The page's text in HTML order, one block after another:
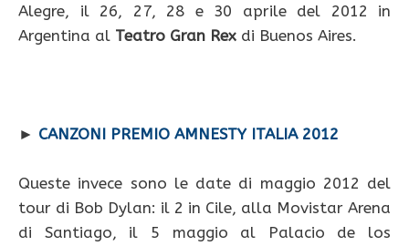
Alegre, il 26, 27, 28 e 30 aprile del 2012 in
Argentina al Teatro Gran Rex di Buenos Aires.
► CANZONI PREMIO AMNESTY ITALIA 2012
Queste invece sono le date di maggio 2012 del
tour di Bob Dylan: il 2 in Cile, alla Movistar Arena
di Santiago, il 5 maggio al Palacio de los